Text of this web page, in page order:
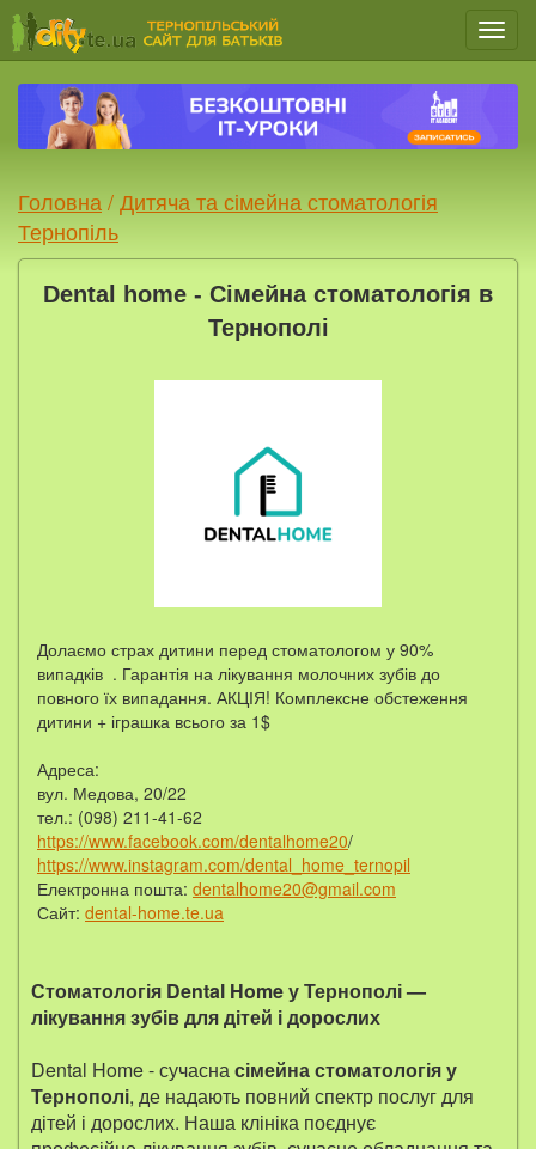
Меню
Головна /Дитяча та сімейна стоматологія
Тернопіль
Dental home - Сімейна стоматологія в
Тернополі
Долаємо страх дитини перед стоматологом у 90%
випадків . Гарантія на лікування молочних зубів до
повного їх випадання. АКЦІЯ! Комплексне обстеження
дитини + іграшка всього за 1$
Адреса:
вул. Медова, 20/22
тел.: (098) 211-41-62
https://www.facebook.com/dentalhome20/
https://www.instagram.com/dental_home_ternopil
Електронна пошта: dentalhome20@gmail.com
Сайт: dental-home.te.ua
Стоматологія Dental Home у Тернополі —
лікування зубів для дітей і дорослих
Dental Home - сучаснасімейна стоматологія у
Тернополі, де надають повний спектр послуг для
дітей і дорослих. Наша клініка поєднує